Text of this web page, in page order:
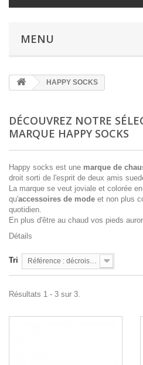
MENU
HAPPY SOCKS
DÉCOUVREZ NOTRE
MARQUE HAPPY SOCKS
Happy socks est une marque de
droit sorti de l'esprit de deux amis
La marque se veut joviale et colorée
qu'accessoires de mode et non plus
quotidien.
En plus d'être au chaud vos pieds
Détails
Tri Référence : décroissante
Résultats 1 - 3 sur 3.